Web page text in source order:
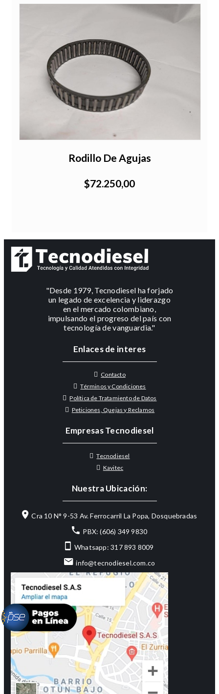
Rodillo De Agujas
$72.250,00
"Desde 1979, Tecnodiesel ha forjado
un legado de excelencia y liderazgo
en el mercado colombiano,
impulsando el progreso del país con
tecnología de vanguardia."
Enlaces de interes
Contacto
Términos y Condiciones
Política de Tratamiento de Datos
Peticiones, Quejas y Reclamos
Empresas Tecnodiesel
Tecnodiesel
Kavitec
Nuestra Ubicación:
Cra 10 N° 9-53 Av. Ferrocarril La Popa, Dosquebradas
PBX: (606) 349 9830
Whatsapp: 317 893 8009
info@tecnodiesel.com.co